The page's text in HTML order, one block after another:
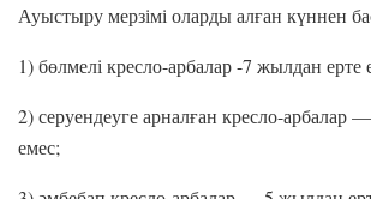
Ауыстыру мерзімі оларды алған күннен
1) бөлмелі кресло-арбалар -7 жылдан ерте
2) серуендеуге арналған кресло-арбалар
емес;